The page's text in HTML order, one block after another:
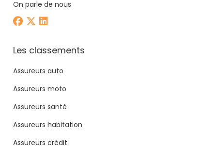
On parle de nous
Les classements
Assureurs auto
Assureurs moto
Assureurs santé
Assureurs habitation
Assureurs crédit